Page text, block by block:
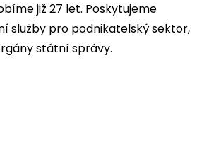
již 27 let. Poskytujeme
služby pro podnikatelský sektor,
státní správy.